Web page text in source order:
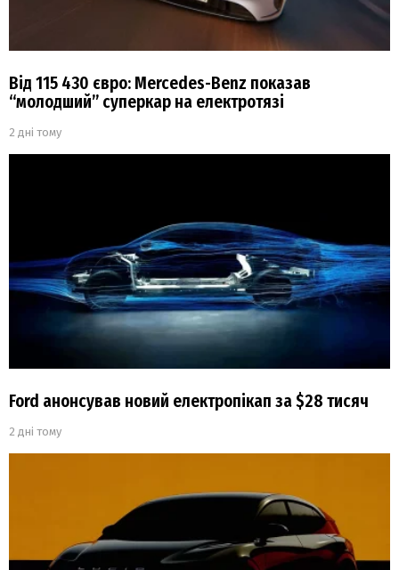
Від 115 430 євро: Mercedes-Benz показав
“молодший” суперкар на електротязі
2 дні тому
Ford анонсував новий електропікап за $28 тисяч
2 дні тому